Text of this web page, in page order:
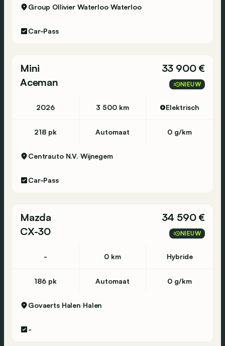
Group Ollivier Waterloo Waterloo
Car-Pass
Mini
Aceman
33 900 €
NIEUW
2026 3 500 km Elektrisch
218 pk Automaat 0 g/km
Centrauto N.V. Wijnegem
Car-Pass
Mazda
CX-30
34 590 €
NIEUW
- 0 km Hybride
186 pk Automaat 0 g/km
Govaerts Halen Halen
-